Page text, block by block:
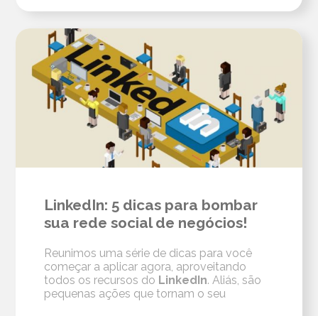
LinkedIn: 5 dicas para bombar
sua rede social de negócios!
Reunimos uma série de dicas para você
começar a aplicar agora, aproveitando
todos os recursos do LinkedIn. Aliás, são
pequenas ações que tornam o seu